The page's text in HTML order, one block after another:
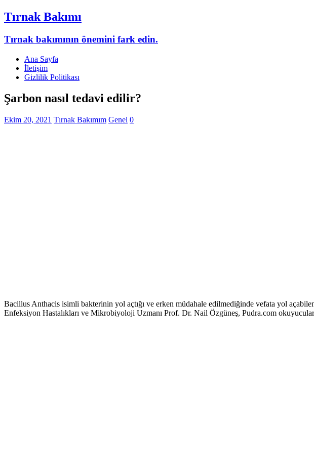
Tırnak Bakımı
Tırnak bakımının önemini fark edin.
Ana Sayfa
İletişim
Gizlilik Politikası
Şarbon nasıl tedavi edilir?
Ekim 20, 2021 Tırnak Bakımım Genel 0
Bacillus Anthacis isimli bakterinin yol açtığı ve erken müdahale edilmediğinde vefata yol
Enfeksiyon Hastalıkları ve Mikrobiyoloji Uzmanı Prof. Dr. Nail Özgüneş, Pudra.com